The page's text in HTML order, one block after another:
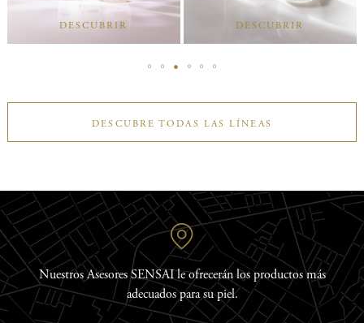
DESCUBRIR DESCUBRIR
DESCUBRE TODAS LAS LÍNEAS
Nuestros Asesores SENSAI le ofrecerán los productos más
adecuados para su piel.